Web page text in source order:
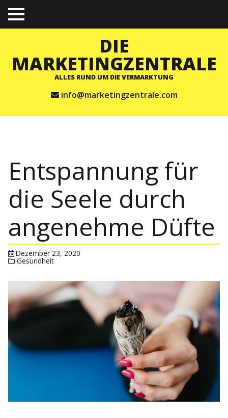
TO
GGL
DIE
MARKETINGZENTRALE
ALLES RUND UM DIE VERMARKTUNG
info@marketingzentrale.com
Entspannung für
die Seele durch
angenehme Düfte
Dezember 23, 2020
Gesundheit